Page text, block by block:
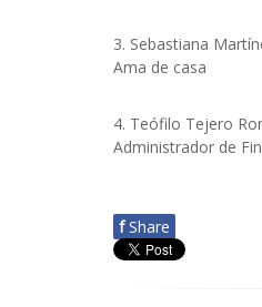
3. Sebastiana
Ama de casa
4. Teófilo Tejero
Administrador de
f Share